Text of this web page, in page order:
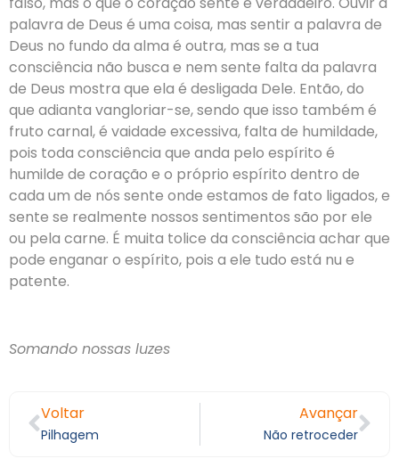
palavra de Deus é uma coisa, mas sentir a palavra de
Deus no fundo da alma é outra, mas se a tua
consciência não busca e nem sente falta da palavra
de Deus mostra que ela é desligada Dele. Então, do
que adianta vangloriar-se, sendo que isso também é
fruto carnal, é vaidade excessiva, falta de humildade,
pois toda consciência que anda pelo espírito é
humilde de coração e o próprio espírito dentro de
cada um de nós sente onde estamos de fato ligados, e
sente se realmente nossos sentimentos são por ele
ou pela carne. É muita tolice da consciência achar que
pode enganar o espírito, pois a ele tudo está nu e
patente.
Somando nossas luzes
Voltar
Pilhagem
Avançar
Não retroceder